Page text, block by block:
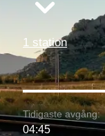
1 station
Tidigaste avgång:
04:45